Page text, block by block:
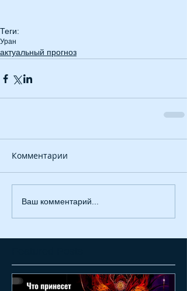
Теги:
Уран
актуальный прогноз
Комментарии
Ваш комментарий...